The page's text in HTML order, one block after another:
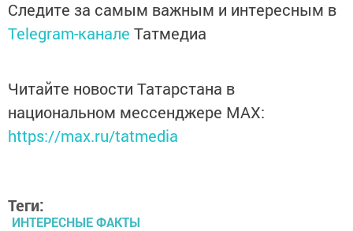
Следите за самым важным и интересным в
Telegram-канале Татмедиа
Читайте новости Татарстана в
национальном мессенджере MАХ:
https://max.ru/tatmedia
Теги:
ИНТЕРЕСНЫЕ ФАКТЫ